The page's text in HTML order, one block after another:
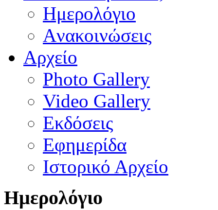
Ημερολόγιο
Aνακοινώσεις
Αρχείο
Photo Gallery
Video Gallery
Εκδόσεις
Εφημερίδα
Ιστορικό Αρχείο
Ημερολόγιο